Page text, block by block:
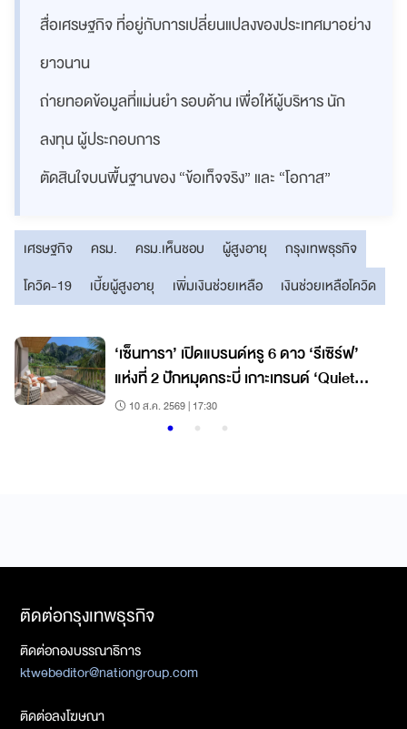
สื่อเศรษฐกิจ ที่อยู่กับการเปลี่ยนแปลงของประเทศมาอย่าง
ยาวนาน
ถ่ายทอดข้อมูลที่แม่นยำ รอบด้าน เพื่อให้ผู้บริหาร นัก
ลงทุน ผู้ประกอบการ
ตัดสินใจบนพื้นฐานของ “ข้อเท็จจริง” และ “โอกาส”
เศรษฐกิจ ครม. ครม.เห็นชอบ ผู้สูงอายุ
กรุงเทพธุรกิจ
โควิด-19
เบี้ยผู้สูงอายุ เพิ่มเงินช่วยเหลือ เงินช่วยเหลือโควิด
‘เซ็นทารา’ เปิดแบรนด์หรู 6 ดาว ‘รีเซิร์ฟ’
แห่งที่ 2 ปักหมุดกระบี่ เกาะเทรนด์ ‘Quiet
Luxury’ โตแรง
10 ส.ค. 2569 | 17:30
ติดต่อกรุงเทพธุรกิจ
ติดต่อกองบรรณาธิการ
ktwebeditor@nationgroup.com
ติดต่อลงโฆษณา